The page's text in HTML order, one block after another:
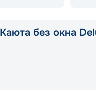
Каюта без окна